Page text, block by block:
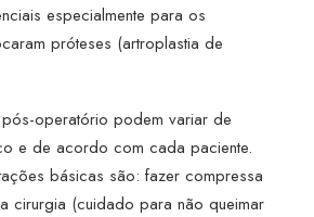
especialmente para os
próteses (artroplastia de
operatório podem variar de
e de acordo com cada paciente.
básicas são: fazer compressa
cirurgia (cuidado para não queimar